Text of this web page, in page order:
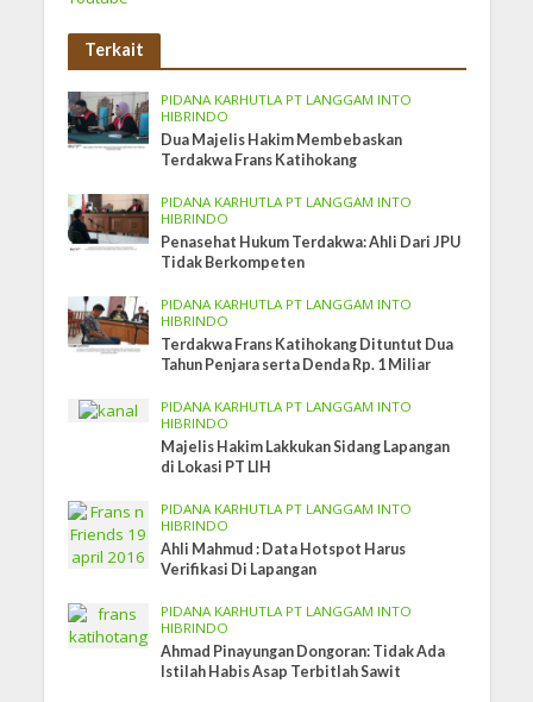
Terkait
PIDANA KARHUTLA PT LANGGAM INTO
HIBRINDO
Dua Majelis Hakim Membebaskan
Terdakwa Frans Katihokang
PIDANA KARHUTLA PT LANGGAM INTO
HIBRINDO
Penasehat Hukum Terdakwa: Ahli Dari JPU
Tidak Berkompeten
PIDANA KARHUTLA PT LANGGAM INTO
HIBRINDO
Terdakwa Frans Katihokang Dituntut Dua
Tahun Penjara serta Denda Rp. 1 Miliar
PIDANA KARHUTLA PT LANGGAM INTO
HIBRINDO
Majelis Hakim Lakkukan Sidang Lapangan
di Lokasi PT LIH
PIDANA KARHUTLA PT LANGGAM INTO
HIBRINDO
Ahli Mahmud : Data Hotspot Harus
Verifikasi Di Lapangan
PIDANA KARHUTLA PT LANGGAM INTO
HIBRINDO
Ahmad Pinayungan Dongoran: Tidak Ada
Istilah Habis Asap Terbitlah Sawit